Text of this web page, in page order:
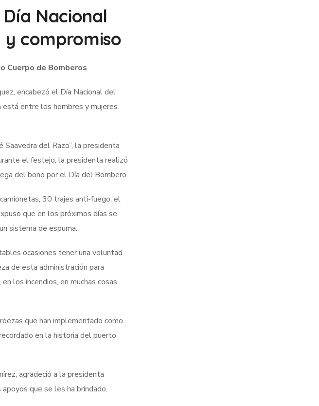
Nacional
compromiso
Cuerpo de Bomberos
encabezó el Día Nacional del
está entre los hombres y mujeres
del Razo”, la presidenta
el festejo, la presidenta realizó
del bono por el Día del Bombero.
30 trajes anti-fuego, el
que en los próximos días se
sistema de espuma.
ocasiones tener una voluntad
de esta administración para
los incendios, en muchas cosas
que han implementado como
en la historia del puerto
agradeció a la presidenta
que se les ha brindado.